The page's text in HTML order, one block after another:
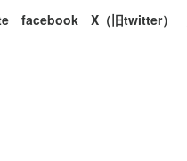
facebook X（旧twitter）